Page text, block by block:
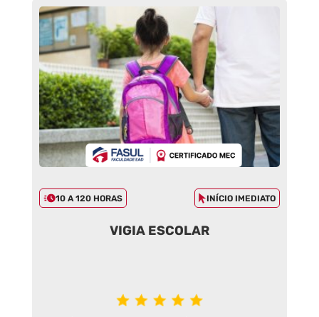
10 A 120 HORAS INÍCIO IMEDIATO
VIGIA ESCOLAR